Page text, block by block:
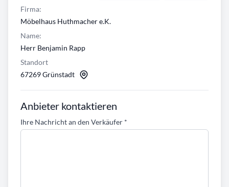
Firma:
Möbelhaus Huthmacher e.K.
Name:
Herr Benjamin Rapp
Standort
67269 Grünstadt
Anbieter kontaktieren
Ihre Nachricht an den Verkäufer *